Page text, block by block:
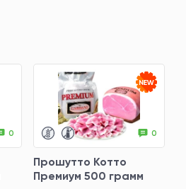
0 0
Прошутто Котто
Премиум 500 грамм